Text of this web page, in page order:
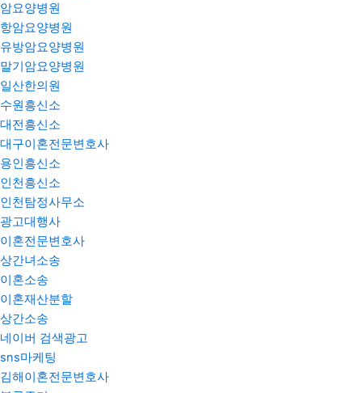
암요양병원
항암요양병원
유방암요양병원
말기암요양병원
일산한의원
수원흥신소
대전흥신소
대구이혼전문변호사
용인흥신소
인천흥신소
인천탐정사무소
광고대행사
이혼전문변호사
상간녀소송
이혼소송
이혼재산분할
상간소송
네이버 검색광고
sns마케팅
김해이혼전문변호사